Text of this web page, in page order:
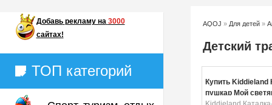
Добавь рекламу на 3000
сайтах!
ТОП категорий
AQOJ » Для детей »
Детский
Купить Kiddieland
пушкар Мой